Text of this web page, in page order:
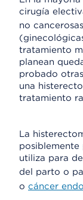
cirugía
no
tratamiento
planean
probado
una
tratamiento
La
posiblemente
utiliza para
del parto o
o cáncer